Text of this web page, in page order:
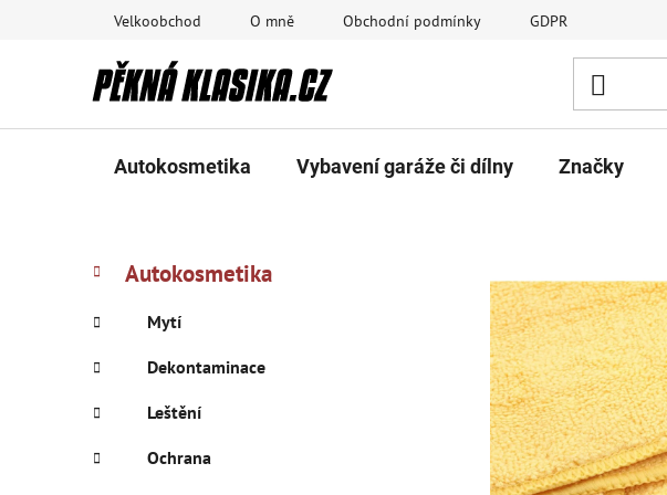
Velkoobchod O mně Obchodní podmínky GDPR
Autokosmetika Vybavení garáže či dílny Značky
P
s
r
a
n
Přeskočit
kategorie
K
a
e
g
o
r
e
Autokosmetika
Mytí
Dekontaminace
Leštění
Ochrana